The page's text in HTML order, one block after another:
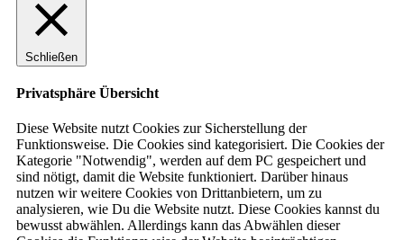
Schließen
Privatsphäre Übersicht
Diese Website nutzt Cookies zur Sicherstellung der
Funktionsweise. Die Cookies sind kategorisiert. Die Cookies der
Kategorie "Notwendig", werden auf dem PC gespeichert und
sind nötigt, damit die Website funktioniert. Darüber hinaus
nutzen wir weitere Cookies von Drittanbietern, um zu
analysieren, wie Du die Website nutzt. Diese Cookies kannst du
bewusst abwählen. Allerdings kann das Abwählen dieser